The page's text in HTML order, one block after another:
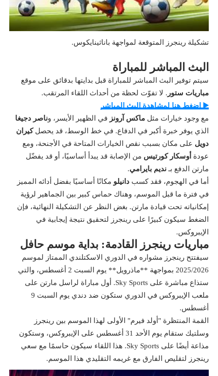
تشكيلة رينجرز المتوقعة لمواجهة باناثينايكوس.
البث المباشر للمباراة
سيتم توفير البث المباشر للمباراة قبل بدايتها بدقائق على موقع
مباريات ستور . لا تفوّت لحظة من أحداث اللقاء المرتقب.
▶️ اضغط هنا لمشاهدة البث المباشر
مع وجود خيارات مثل ماكس آرونز في الظهير الأيسر، وناصر دجيغا
الذي يوفر خبرة أكبر في الدفاع. في خط الوسط، قد يحصلكيران
دويل على مكان بسبب نقص الخيارات المتاحة في الأجنحة، ومع
عودة أوسكار كورتيس من الإصابة قد يبدأ أساسيًا، أو قد يفضّل
مارتن الدفع بـ نديم بايرامي.
أما في الهجوم، فقد كسب دانيلو مكانًا أساسيًا بفضل أدائه المميز
في فترة ما قبل الموسم، وهناك حماس كبير بين الجماهير لرؤية
إمكانياته تحت قيادة مارتن. بغض النظر عن التشكيلة النهائية، فإن
الضغط سيكون كبيرًا على رينجرز لتحقيق نتيجة إيجابية في
الإيبروكس.
مباريات رينجرز القادمة: بداية موسم حافل
سيفتتح رينجرز مشواره في الدوري الاسكتلندي الممتاز لموسم
2025/2026 بمواجهة **ماذرويل** يوم السبت 2 أغسطس، والتي
ستذاع مباشرة على Sky Sports. أول مباراة لراسل مارتن على
ملعب الإيبروكس في الدوري ستكون ضد دندي يوم السبت 9
أغسطس.
القمة المنتظرة "أولد فيرم" الأولى لهذا الموسم بين رينجرز
وسلتيك ستقام يوم الأحد 31 أغسطس على الإيبروكس، وستكون
مذاعة أيضًا على Sky Sports. هذا اللقاء سيكون حاسمًا مع سعي
رينجرز لتقليص الفارق مع غريمه التقليدي هذا الموسم.